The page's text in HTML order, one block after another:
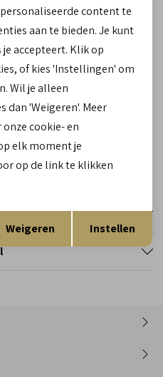
Martens
Pascal
1
laarsjes | veterboots |
Leer
Textiel
Opslaan
content te
aan te bieden. Je kunt
accepteert. Klik op
of kies 'Instellingen' om
Wil je alleen
dan 'Weigeren'. Meer
cookie- en
elk moment je
op de link te klikken
Weigeren Instellen